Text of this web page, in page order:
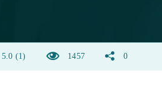
5.0 1 1457 0